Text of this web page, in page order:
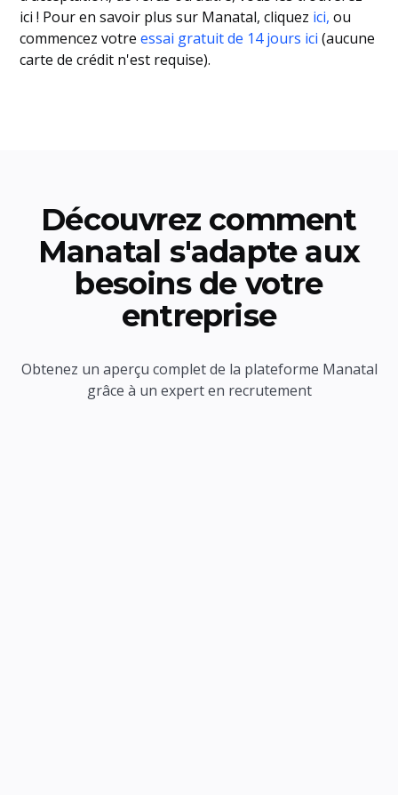
ici ! Pour en savoir plus sur Manatal, cliquez ici, ou
commencez votreessai gratuit de 14 jours ici (aucune
carte de crédit n'est requise).
Découvrez comment
Manatal s'adapte aux
besoins de votre
entreprise
Obtenez un aperçu complet de la plateforme Manatal
grâce à un expert en recrutement